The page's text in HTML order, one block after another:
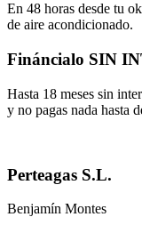
En 48 horas desde tu
de aire acondicionado.
Fináncialo SIN
Hasta 18 meses sin
y no pagas nada hasta
Perteagas S.L.
Benjamín Montes